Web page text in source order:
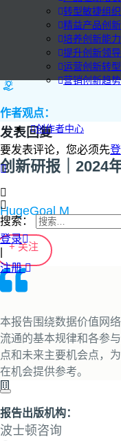
转型敏捷组织
精益产品创新
培养创新能力
提升创新领
运营创新转型
营销创新趋
创作者中心
搜索：
登录
注册
作者观点：
发表回复
要发表评论，您必须先
创新研报｜2024
HugeGoal M
+ 关注
本报告围绕数据价值网
流通的基本规律和各参
点和未来主要机会点，
在机会提供参考。
报告出版机构：
波士顿咨询